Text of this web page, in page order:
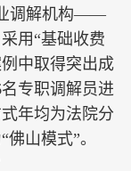
调解机构——
用“基础收费
中取得突出成
专职调解员进
年均为法院分
山模式”。